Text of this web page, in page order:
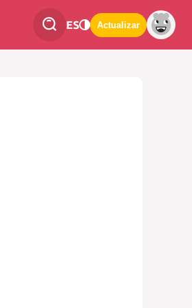
ES Actualizar